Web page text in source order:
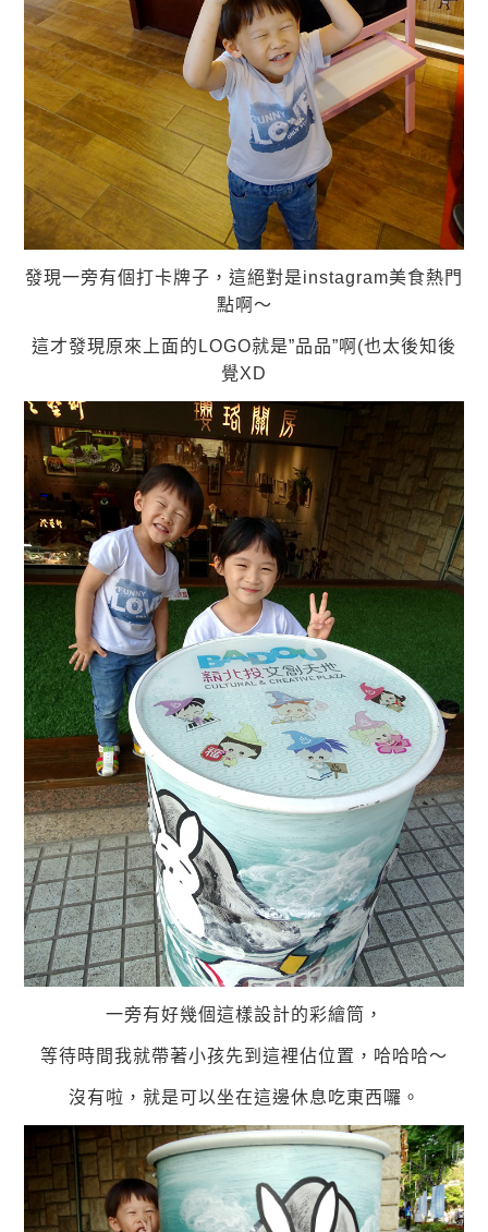
發現一旁有個打卡牌子，這絕對是instagram美食熱門
點啊～
這才發現原來上面的LOGO就是”品品”啊(也太後知後
覺XD
一旁有好幾個這樣設計的彩繪筒，
等待時間我就帶著小孩先到這裡佔位置，哈哈哈～
沒有啦，就是可以坐在這邊休息吃東西囉。